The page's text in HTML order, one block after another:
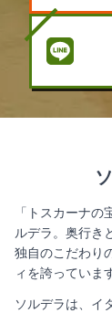
「トスカーナ
ルデラ。奥行き
独自のこだわり
ィを誇っていま
ソルデラは、イ